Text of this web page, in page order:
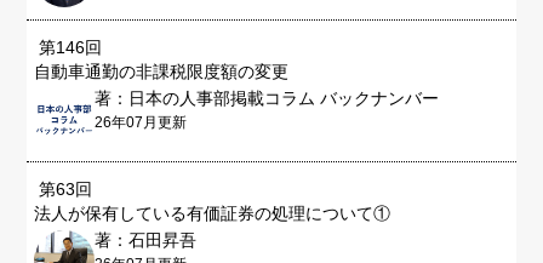
第146回
自動車通勤の非課税限度額の変更
著：日本の人事部掲載コラム バックナンバー
26年07月更新
第63回
法人が保有している有価証券の処理について①
著：石田昇吾